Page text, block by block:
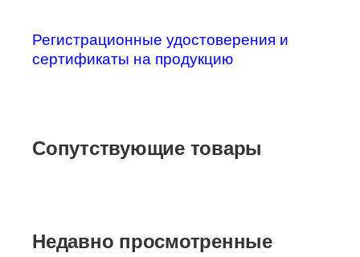
Регистрационные удостоверения и
сертификаты на продукцию
Сопутствующие товары
Недавно просмотренные